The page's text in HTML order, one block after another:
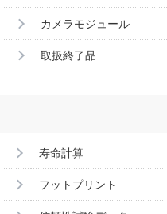
カメラモジュール
取扱終了品
寿命計算
フットプリント